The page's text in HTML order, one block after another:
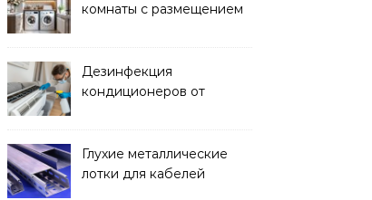
комнаты с размещением
Дезинфекция
кондиционеров от
Глухие металлические
лотки для кабелей